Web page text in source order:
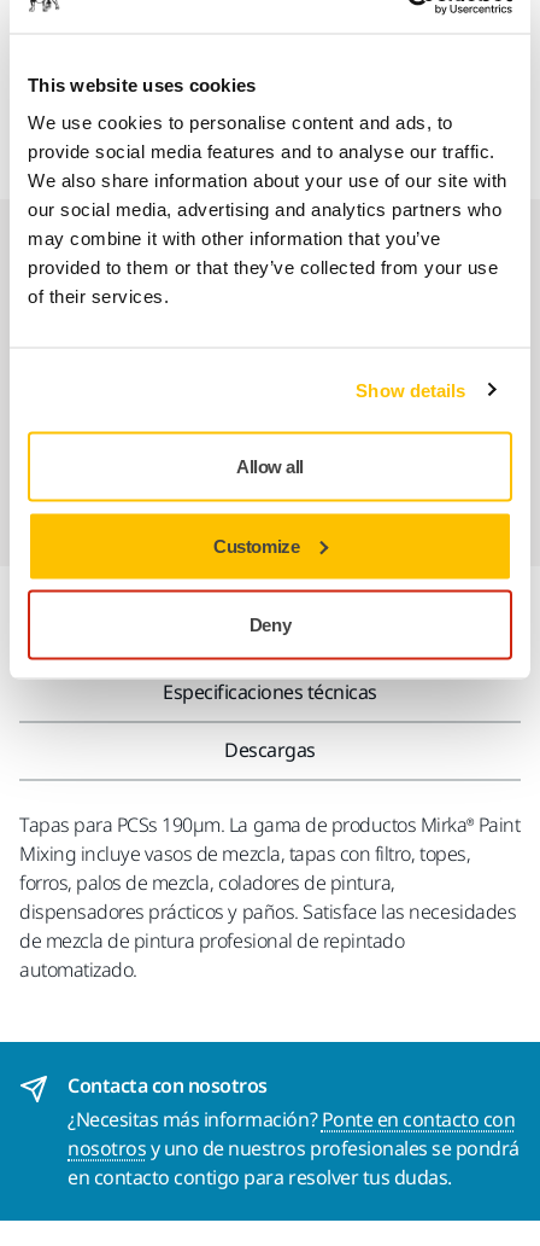
This website uses cookies
We use cookies to personalise content and ads, to
provide social media features and to analyse our traffic.
We also share information about your use of our site with
our social media, advertising and analytics partners who
may combine it with other information that you’ve
provided to them or that they’ve collected from your use
of their services.
Show details
Allow all
Customize
Deny
incl.
Pago Seguro
Seguimiento de envío
Nuestros servicios
Garantía Mirka para Máquinas
acabado impecable
Información sobre el producto
Especificaciones técnicas
Descargas
Tapas para PCSs 190µm. La gama de productos Mirka® Paint
Mixing incluye vasos de mezcla, tapas con filtro, topes,
forros, palos de mezcla, coladores de pintura,
dispensadores prácticos y paños. Satisface las necesidades
de mezcla de pintura profesional de repintado
automatizado.
Contacta con nosotros
¿Necesitas más información?Ponte en contacto con
nosotrosy uno de nuestros profesionales se pondrá
en contacto contigo para resolver tus dudas.